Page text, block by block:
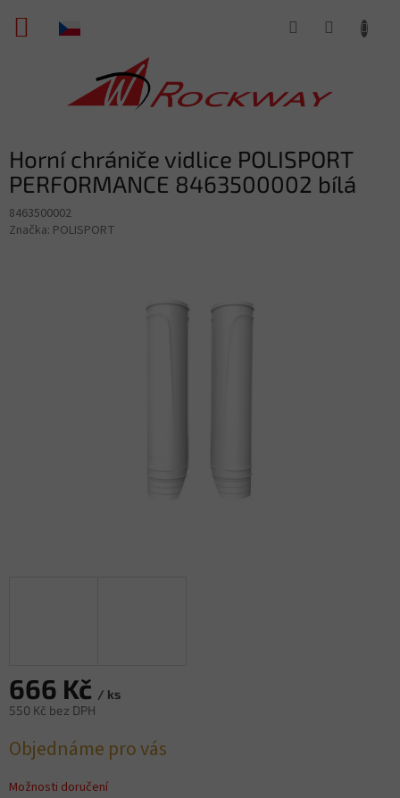
obsah
NÁKUPNÍ
Horní chrániče vidlice POLISPORT
PERFORMANCE 8463500002 bílá
8463500002
Značka: POLISPORT
666 Kč / ks
550 Kč bez DPH
cena:
Objednáme pro vás
Možnosti doručení